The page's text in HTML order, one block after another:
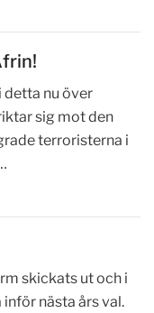
detta nu över
sig mot den
terroristerna i
skickats ut och i
nästa års val.